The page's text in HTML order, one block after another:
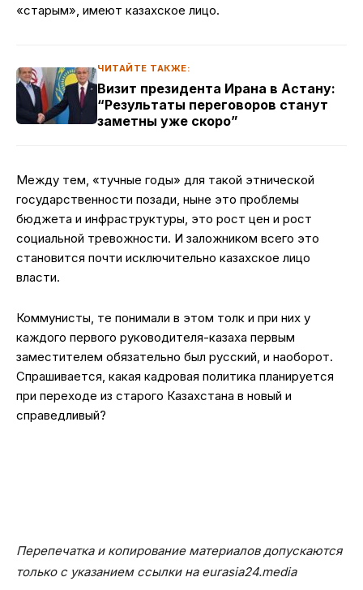
«старым», имеют казахское лицо.
ЧИТАЙТЕ ТАКЖЕ:
Визит президента Ирана в Астану:
“Результаты переговоров станут
заметны уже скоро”
Между тем, «тучные годы» для такой этнической
государственности позади, ныне это проблемы
бюджета и инфраструктуры, это рост цен и рост
социальной тревожности. И заложником всего это
становится почти исключительно казахское лицо
власти.
Коммунисты, те понимали в этом толк и при них у
каждого первого руководителя-казаха первым
заместителем обязательно был русский, и наоборот.
Спрашивается, какая кадровая политика планируется
при переходе из старого Казахстана в новый и
справедливый?
Перепечатка и копирование материалов допускаются
только с указанием ссылки на eurasia24.media